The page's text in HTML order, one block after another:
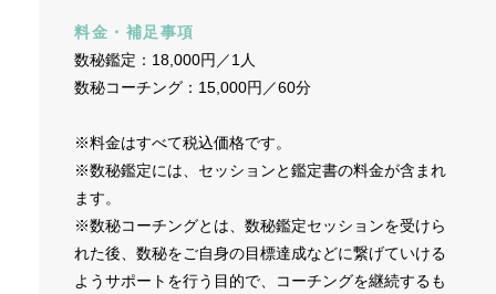
料金・補足事項
数秘鑑定：18,000円／1人
数秘コーチング：15,000円／60分
※料金はすべて税込価格です。
※数秘鑑定には、セッションと鑑定書の料金が含まれ
ます。
※数秘コーチングとは、数秘鑑定セッションを受けら
れた後、数秘をご自身の目標達成などに繋げていける
ようサポートを行う目的で、コーチングを継続するも